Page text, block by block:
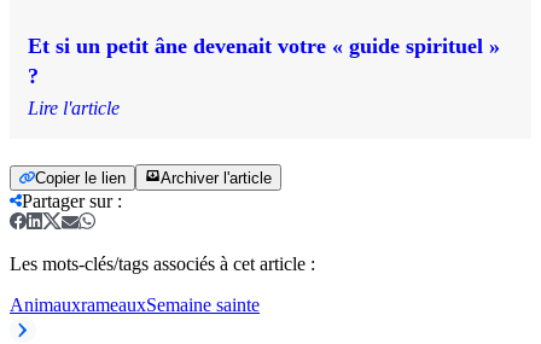
Et si un petit âne devenait votre « guide spirituel »
?
Lire l'article
Copier le lien Archiver l'article
Partager sur:
Les mots-clés/tags associés à cet article :
AnimauxrameauxSemaine sainte